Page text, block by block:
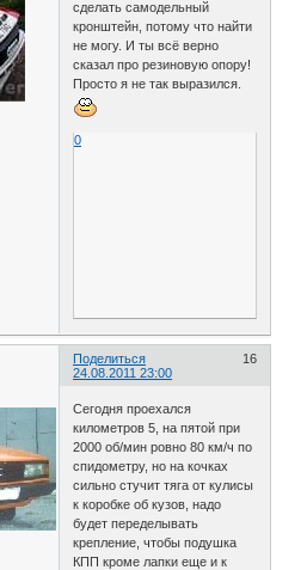
сделать самодельный
кронштейн, потому что найти
не могу. И ты всё верно
сказал про резиновую опору!
Просто я не так выразился.
0
Поделиться
16
24.08.2011 23:00
Сегодня проехался
километров 5, на пятой при
2000 об/мин ровно 80 км/ч по
спидометру, но на кочках
сильно стучит тяга от кулисы
к коробке об кузов, надо
будет переделывать
крепление, чтобы подушка
КПП кроме лапки еще и к